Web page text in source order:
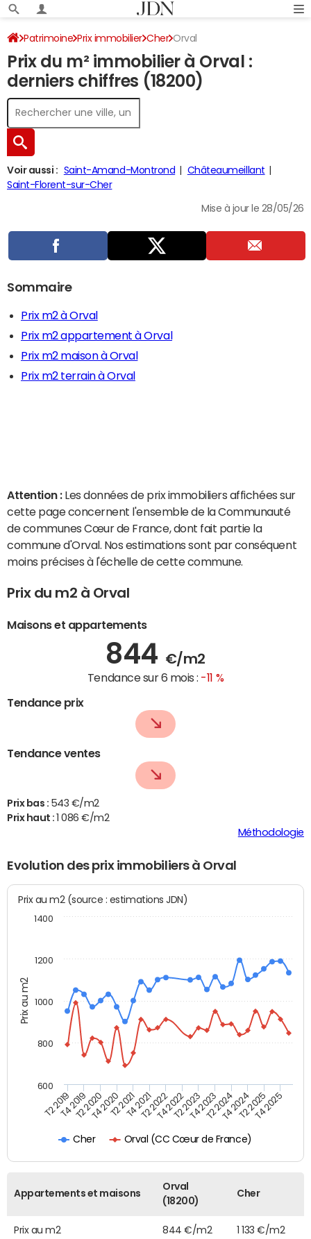
Patrimoine Prix immobilier Cher Orval
Prix du m² immobilier à Orval :
derniers chiffres (18200)
Voir aussi : Saint-Amand-Montrond
Châteaumeillant
Saint-Florent-sur-Cher
Mise à jour le 28/05/26
Sommaire
Prix m2 à Orval
Prix m2 appartement à Orval
Prix m2 maison à Orval
Prix m2 terrain à Orval
Attention : Les données de prix immobiliers affichées sur
cette page concernent l'ensemble de la Communauté
de communes Cœur de France, dont fait partie la
commune d'Orval. Nos estimations sont par conséquent
moins précises à l'échelle de cette commune.
Prix du m2 à Orval
Maisons et appartements
844 €/m2
Tendance sur 6 mois : -11 %
Tendance prix
Tendance ventes
Prix bas : 543 €/m2
Prix haut :
1 086 €/m2
Méthodologie
Evolution des prix immobiliers à Orval
Prix au m2
Prix au m2 (source : estimations JDN)
Cher Orval (CC Cœur de France)
T2 2019T4 2019T2 2020T4 2020T2 2021T4 2021T2 2022T4 2022T2 2023T4 2023T2 2024T4 2024T2 2025T4 2025
600
800
1000
1200
1400
Appartements et maisons
Orval
(18200)
Cher
Prix au m2 844 €/m2 1 133 €/m2